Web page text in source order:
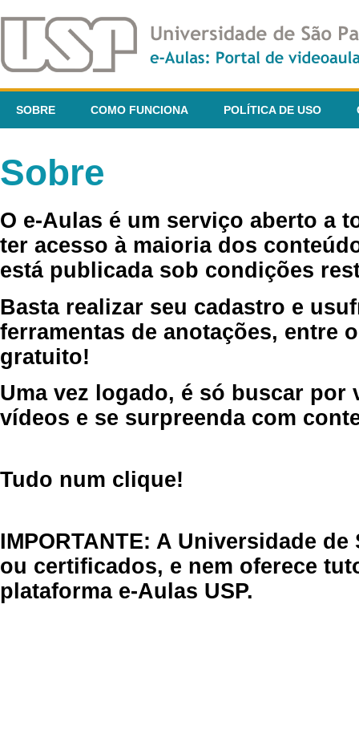
SOBRE COMO FUNCIONA POLÍTICA DE USO
Sobre
O e-Aulas é um serviço aberto a
ter acesso à maioria dos
está publicada sob condições
Basta realizar seu cadastro e
ferramentas de anotações, entre
gratuito!
Uma vez logado, é só buscar por
vídeos e se surpreenda com
Tudo num clique!
IMPORTANTE: A Universidade
ou certificados, e nem oferece
plataforma e-Aulas USP.